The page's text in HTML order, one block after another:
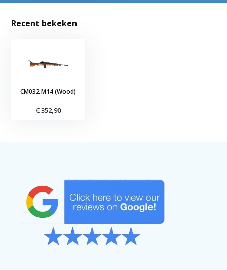
Recent bekeken
CM032 M14 (Wood)
€ 352,90